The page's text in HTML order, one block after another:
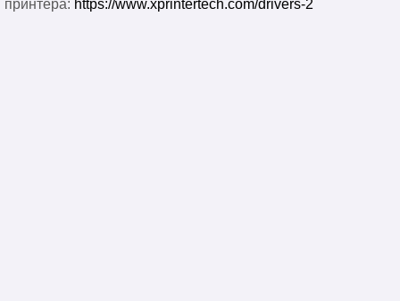
принтера: https://www.xprintertech.com/drivers-2